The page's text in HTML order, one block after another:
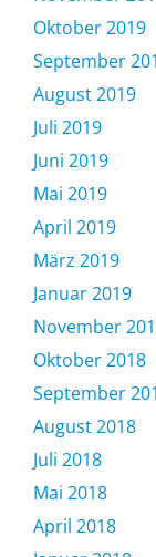
Oktober 2019
September
August 2019
Juli 2019
Juni 2019
Mai 2019
April 2019
März 2019
Januar 2019
November
Oktober 2018
September
August 2018
Juli 2018
Mai 2018
April 2018